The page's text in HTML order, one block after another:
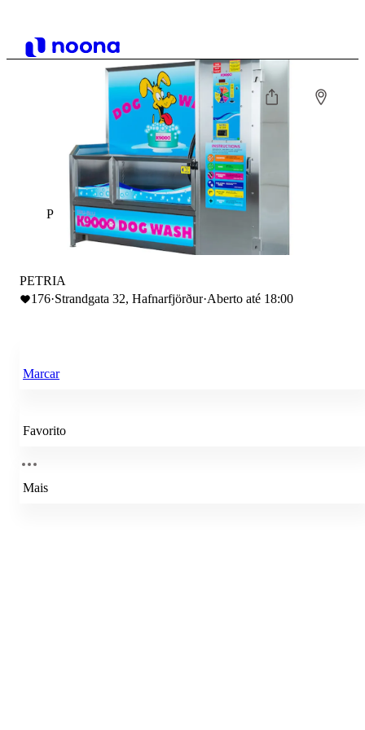
P
PETRIA
176·Strandgata 32, Hafnarfjörður·Aberto até 18:00
Marcar
Favorito
Mais